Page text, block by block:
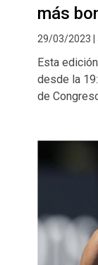
más
29/03/2023 |
Esta
desde la
de